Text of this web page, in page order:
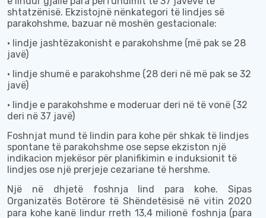
shtatzënisë. Ekzistojnë nënkategori të lindjes së
parakohshme, bazuar në moshën gestacionale:
• lindje jashtëzakonisht e parakohshme (më pak se 28
javë)
• lindje shumë e parakohshme (28 deri në më pak se 32
javë)
• lindje e parakohshme e moderuar deri në të vonë (32
deri në 37 javë)
Foshnjat mund të lindin para kohe për shkak të lindjes
spontane të parakohshme ose sepse ekziston një
indikacion mjekësor për planifikimin e induksionit të
lindjes ose një prerjeje cezariane të hershme.
Një në dhjetë foshnja lind para kohe. Sipas
Organizatës Botërore të Shëndetësisë në vitin 2020
para kohe kanë lindur rreth 13,4 milionë foshnja (para